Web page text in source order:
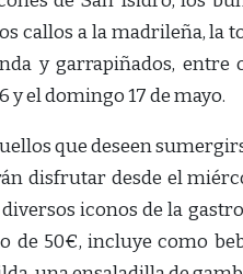
callos a la madrileña, la
y garrapiñados,
y el domingo 17 de mayo.
que deseen
disfrutar desde el
iconos de la
de 50€, incluye como